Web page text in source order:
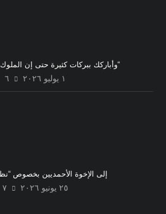
“وأباركك ببركات كثيرة حتى إن الملوك
١ يوليو ٢٠٢٦ ٦
إلى الإخوة الأحمديين بخصوص
٢٥ يونيو ٢٠٢٦ ٧